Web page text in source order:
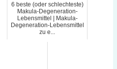
6 beste (oder schlechteste)
Makula-Degeneration-
Lebensmittel | Makula-
Degeneration-Lebensmittel
zu e...